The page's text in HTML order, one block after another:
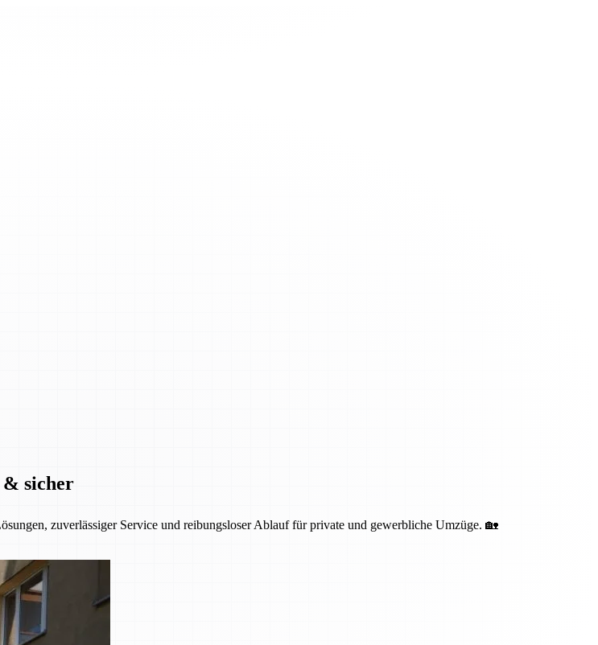
& sicher
zuverlässiger Service und reibungsloser Ablauf für private und gewerbliche Umzüge. 🏡